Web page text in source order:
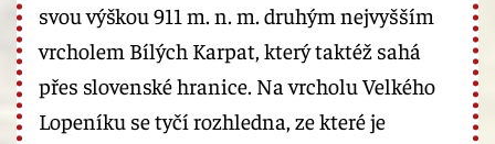
svou výškou 911 m. n. m. druhým nejvyšším
vrcholem Bílých Karpat, který taktéž sahá
přes slovenské hranice. Na vrcholu Velkého
Lopeníku se tyčí rozhledna, ze které je